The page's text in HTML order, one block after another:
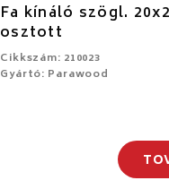
Fa kínáló szögl.
osztott
Cikkszám: 210023
Gyártó: Parawood